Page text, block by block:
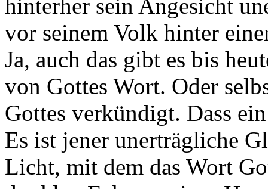
hinterher sein Angesicht
vor seinem Volk hinter
Ja, auch das gibt es bis
von Gottes Wort. Oder
Gottes verkündigt. Dass
Es ist jener unerträgliche
Licht, mit dem das Wort